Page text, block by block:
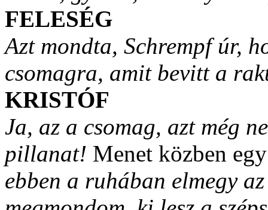
FELESÉG
Azt mondta, Schrempf úr,
csomagra, amit bevitt a
KRISTÓF
Ja, az a csomag, azt még
pillanat! Menet közben
ebben a ruhában elmegy